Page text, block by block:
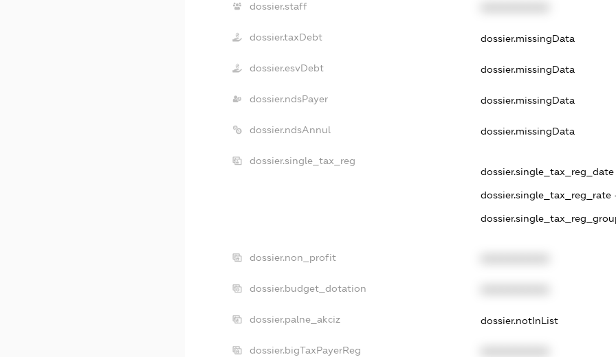
dossier.staff
dossier.taxDebt dossier.missingData
dossier.esvDebt dossier.missingData
dossier.ndsPayer dossier.missingData
dossier.ndsAnnul dossier.missingData
dossier.single_tax_reg
dossier.single_tax_reg_date
dossier.single_tax_reg_rate
dossier.non_profit
dossier.budget_dotation
dossier.palne_akciz dossier.notInList
dossier.bigTaxPayerReg